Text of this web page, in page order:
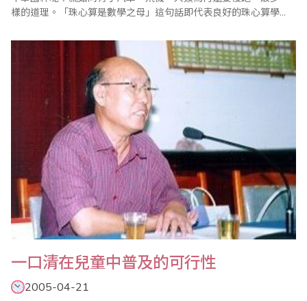
樣的道理。「珠心算是數學之母」這句話即代表良好的珠心算學
養學童正確、快速的計算能力，在學習過程中累積了耐力、毅力及
確實的本質訓練。所以說珠心算的學習，對於學童的腦力開發具有
不可忽視的價值。然而在坊間這麼多的珠心算教學中..
一口清在兒童中普及的可行性
2005-04-21